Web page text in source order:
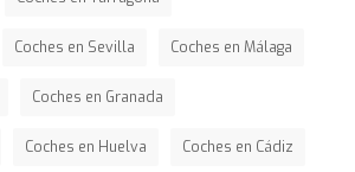
Coches en Sevilla Coches en Málaga
Coches en Granada
Coches en Huelva Coches en Cádiz